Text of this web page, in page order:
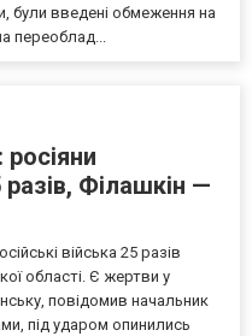
були введені обмеження на
переоблад...
Філашкін —
війська 25 разів
області. Є жертви у
повідомив начальник
під ударом опинились